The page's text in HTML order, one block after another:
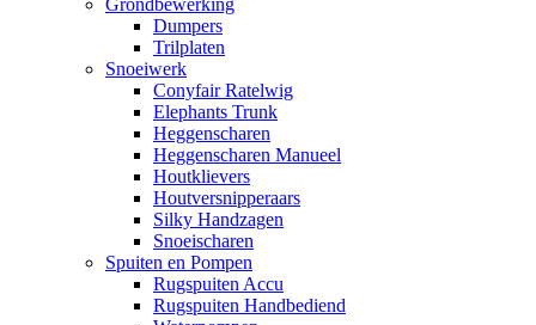
Dumpers
Trilplaten
Snoeiwerk
Conyfair Ratelwig
Elephants Trunk
Heggenscharen
Heggenscharen Manueel
Houtklievers
Houtversnipperaars
Silky Handzagen
Snoeischaren
Spuiten en Pompen
Rugspuiten Accu
Rugspuiten Handbediend